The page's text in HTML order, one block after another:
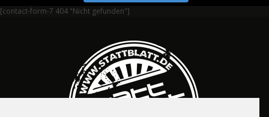
[contact-form-7 404 "Nicht gefunden"]